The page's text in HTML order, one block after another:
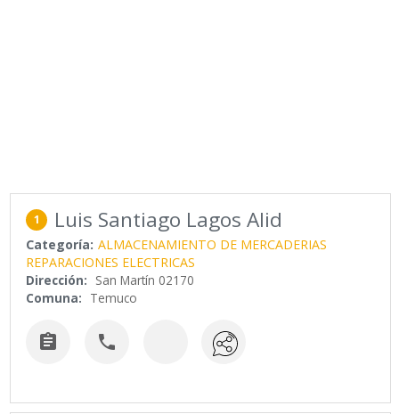
1 Luis Santiago Lagos Alid
Categoría: ALMACENAMIENTO DE MERCADERIAS
REPARACIONES ELECTRICAS
Dirección: San Martín 02170
Comuna: Temuco
 